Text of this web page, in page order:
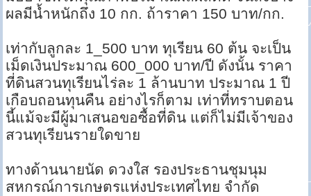
ผลมีน้ำหนักถึง 10 กก. ถ้าราคา 150 บาท/กก.
เท่ากับลูกละ 1_500 บาท ทุเรียน 60 ต้น จะเป็น
เม็ดเงินประมาณ 600_000 บาท/ปี ดังนั้น ราคา
ที่ดินสวนทุเรียนไร่ละ 1 ล้านบาท ประมาณ 1 ปี
เกือบถอนทุนคืน อย่างไรก็ตาม เท่าที่ทราบตอน
นี้แม้จะมีผู้มาเสนอขอซื้อที่ดิน แต่ก็ไม่มีเจ้าของ
สวนทุเรียนรายใดขาย
ทางด้านนายนัด ดวงใส รองประธานชุมนุม
สหกรณ์การเกษตรแห่งประเทศไทย จำกัด